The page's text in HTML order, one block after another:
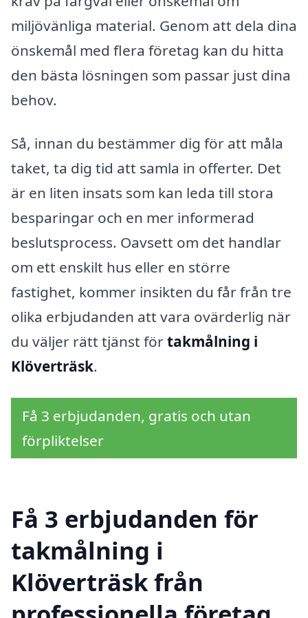
miljövänliga material. Genom att dela dina
önskemål med flera företag kan du hitta
den bästa lösningen som passar just dina
behov.
Så, innan du bestämmer dig för att måla
taket, ta dig tid att samla in offerter. Det
är en liten insats som kan leda till stora
besparingar och en mer informerad
beslutsprocess. Oavsett om det handlar
om ett enskilt hus eller en större
fastighet, kommer insikten du får från tre
olika erbjudanden att vara ovärderlig när
du väljer rätt tjänst förtakmålning i
Klöverträsk.
Få 3 erbjudanden, gratis och utan
förpliktelser
Få 3 erbjudanden för
takmålning i
Klöverträsk från